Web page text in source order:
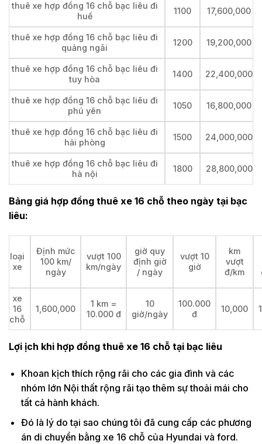
thuê xe hợp đồng 16 chỗ bạc liêu đi
huế
1100 17,600,000
thuê xe hợp đồng 16 chỗ bạc liêu đi
quảng ngãi
1200 19,200,000
thuê xe hợp đồng 16 chỗ bạc liêu đi
tuy hòa
1400 22,400,000
thuê xe hợp đồng 16 chỗ bạc liêu đi
phú yên
1050 16,800,000
thuê xe hợp đồng 16 chỗ bạc liêu đi
hải phòng
1500 24,000,000
thuê xe hợp đồng 16 chỗ bạc liêu đi
hà nội
1800 28,800,000
Bảng giá hợp đồng thuê xe 16 chỗ theo ngày tại bạc
liêu:
loại
xe
Định mức
100 km/
ngày
vượt 100
km/ngày
giờ quy
định giờ
/ ngày
vượt 10
giờ
km
vượt
đ/km
xe
16
chỗ
1,600,000
1 km =
10.000 đ
10
giờ/ngày
100.000
đ
10,000
Lợi ịch khi hợp đồng thuê xe 16 chỗ tại bạc liêu
Khoan kịch thích rộng rãi cho các gia đình và các
nhóm lớn Nội thất rộng rãi tạo thêm sự thoải mái cho
tất cả hành khách.
Đó là lý do tại sao chúng tôi đã cung cấp các phương
án di chuyển bằng xe 16 chỗ của Hyundai và ford.